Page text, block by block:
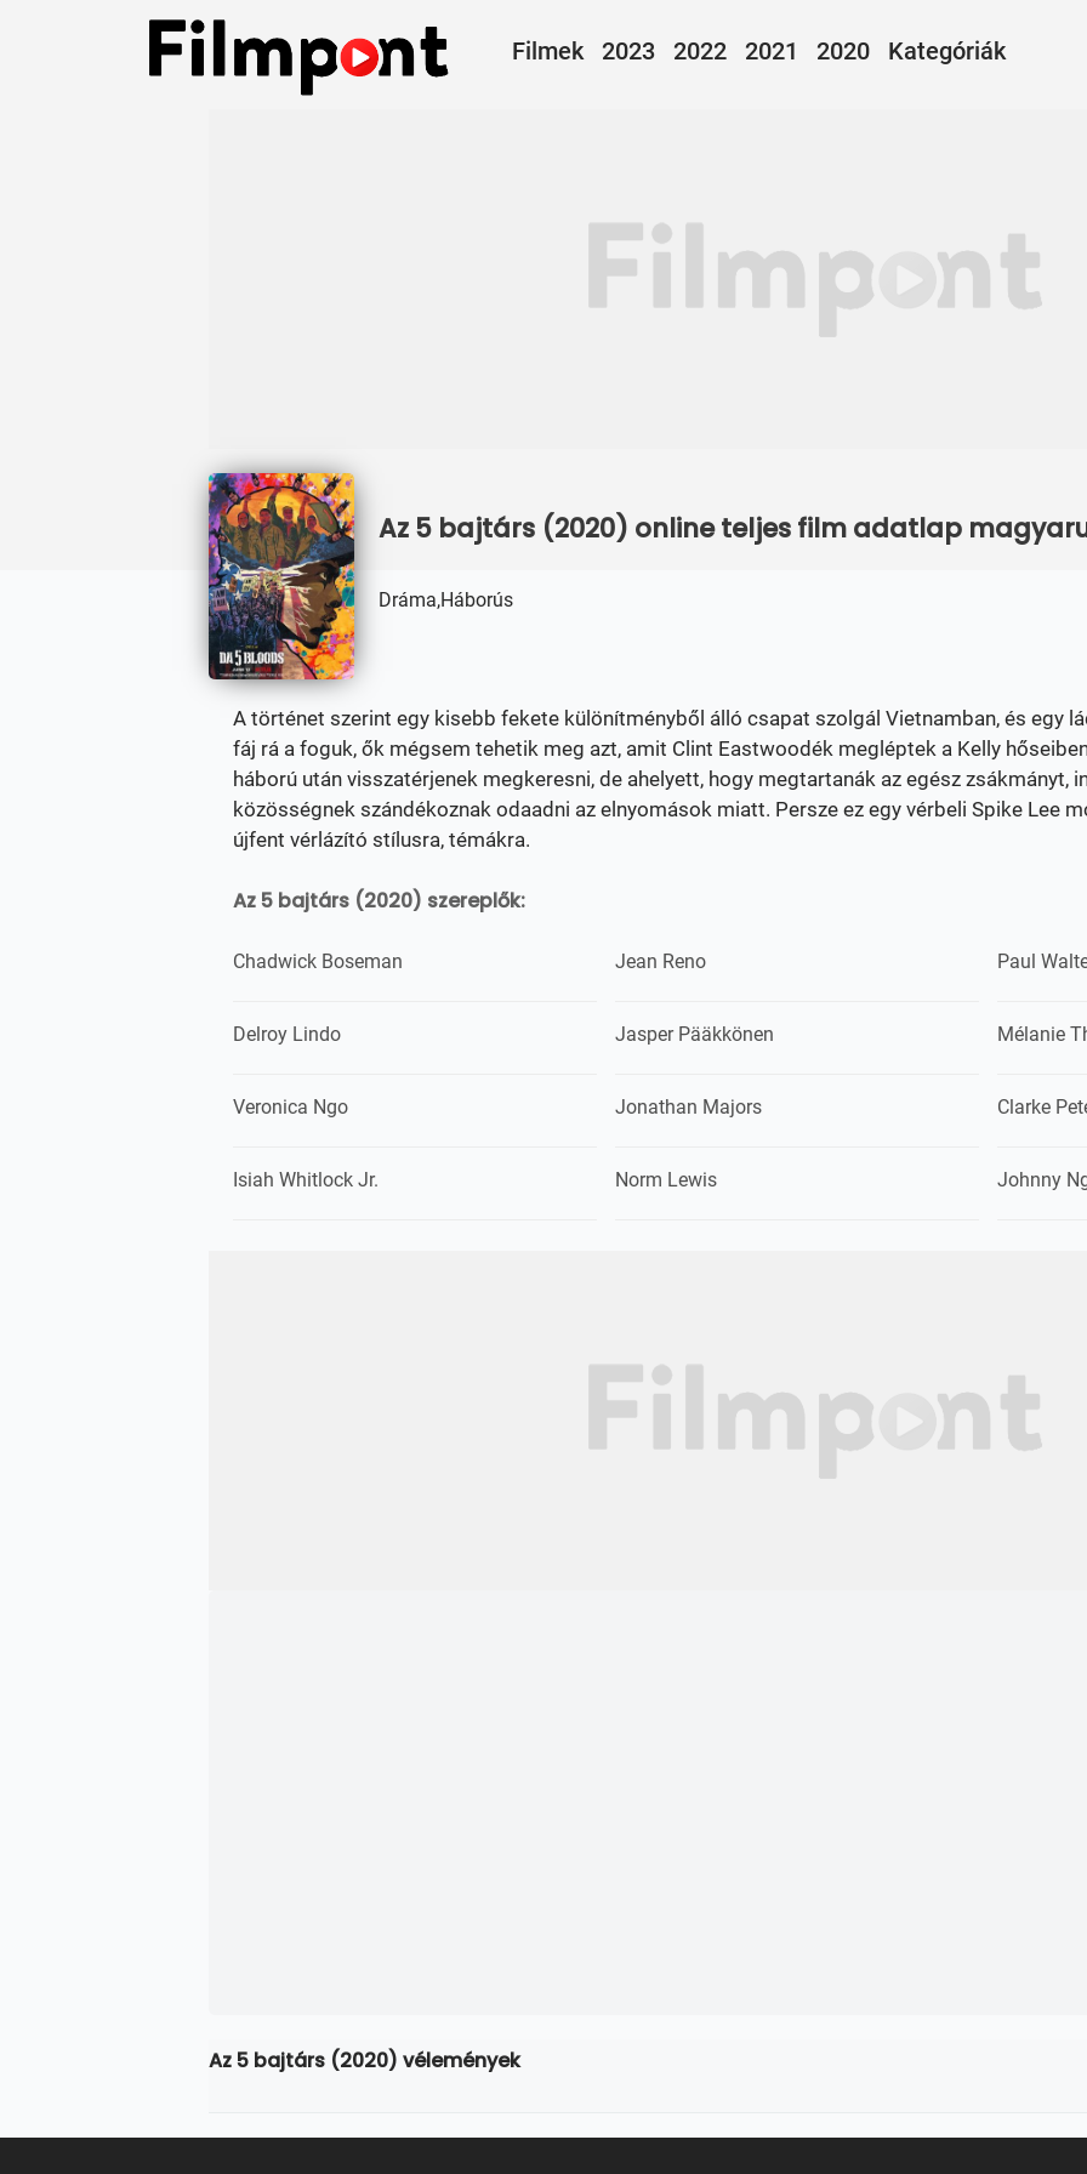
Filmek 2023 2022 2021 2020 Kategóriák
Az 5 bajtárs (2020) online teljes film adatlap
Dráma,Háborús
A történet szerint egy kisebb fekete különítményből álló csapat szolgál Vietnamban, és egy
fáj rá a foguk, ők mégsem tehetik meg azt, amit Clint Eastwoodék megléptek a Kelly
háború után visszatérjenek megkeresni, de ahelyett, hogy megtartanák az egész zsákmányt,
közösségnek szándékoznak odaadni az elnyomások miatt. Persze ez egy vérbeli Spike Lee
újfent vérlázító stílusra, témákra.
Az 5 bajtárs (2020) szereplők:
Chadwick Boseman Jean Reno Paul
Delroy Lindo Jasper Pääkkönen Mélanie
Veronica Ngo Jonathan Majors Clarke
Isiah Whitlock Jr. Norm Lewis Johnny
Az 5 bajtárs (2020) vélemények